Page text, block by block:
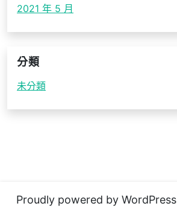
2021 年 5 月
分類
未分類
Proudly powered by WordPress